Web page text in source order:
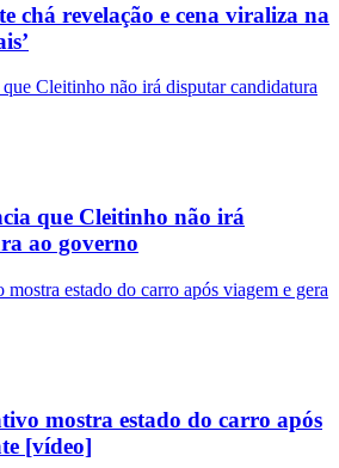
chá revelação e cena viraliza na
que Cleitinho não irá
ao governo
mostra estado do carro após
[vídeo]